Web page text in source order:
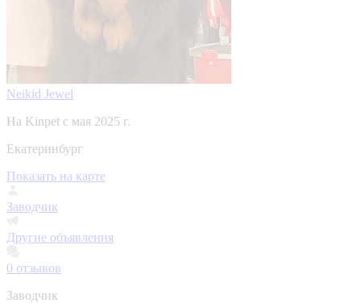
Neikid Jewel
На Kinpet c мая 2025 г.
Екатеринбург
Показать на карте
Заводчик
Другие объявления
0 отзывов
Заводчик